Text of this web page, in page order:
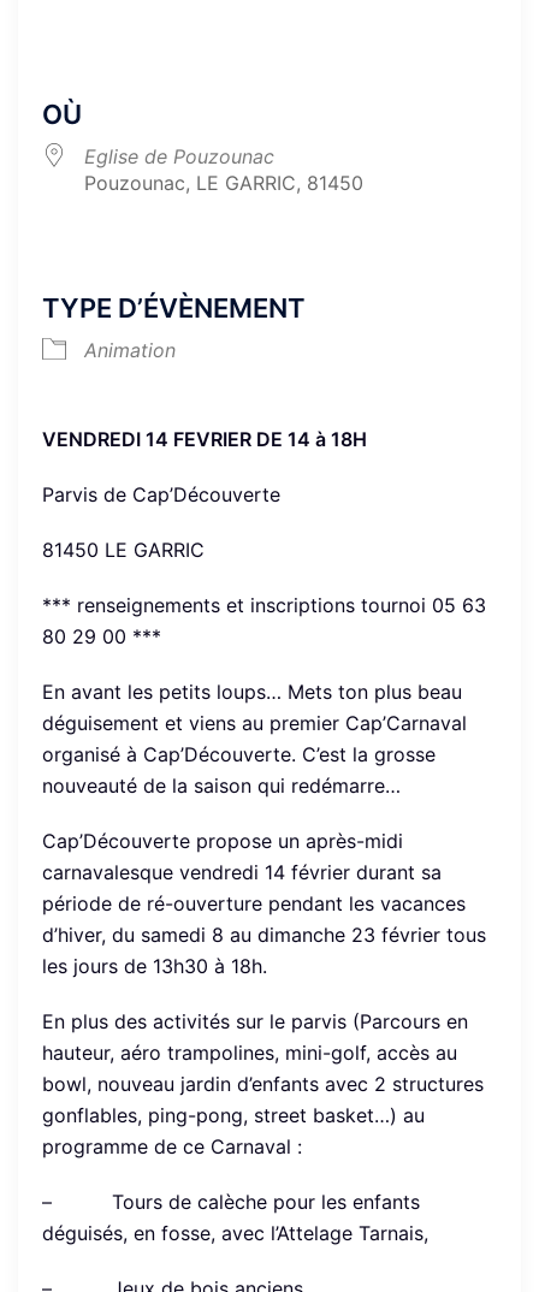
OÙ
Eglise de Pouzounac
Pouzounac, LE GARRIC, 81450
TYPE D’ÉVÈNEMENT
Animation
VENDREDI 14 FEVRIER DE 14 à 18H
Parvis de Cap’Découverte
81450 LE GARRIC
*** renseignements et inscriptions tournoi 05 63
80 29 00 ***
En avant les petits loups… Mets ton plus beau
déguisement et viens au premier Cap’Carnaval
organisé à Cap’Découverte. C’est la grosse
nouveauté de la saison qui redémarre…
Cap’Découverte propose un après-midi
carnavalesque vendredi 14 février durant sa
période de ré-ouverture pendant les vacances
d’hiver, du samedi 8 au dimanche 23 février tous
les jours de 13h30 à 18h.
En plus des activités sur le parvis (Parcours en
hauteur, aéro trampolines, mini-golf, accès au
bowl, nouveau jardin d’enfants avec 2 structures
gonflables, ping-pong, street basket…) au
programme de ce Carnaval :
– Tours de calèche pour les enfants
déguisés, en fosse, avec l’Attelage Tarnais,